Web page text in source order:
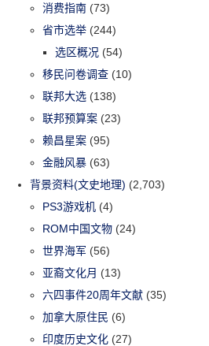
消费指南 (73)
省市选举 (244)
选区概况 (54)
移民问卷调查 (10)
联邦大选 (138)
联邦预算案 (23)
赖昌星案 (95)
金融风暴 (63)
背景资料(文史地理) (2,703)
PS3游戏机 (4)
ROM中国文物 (24)
世界海军 (56)
亚裔文化月 (13)
六四事件20周年文献 (35)
加拿大原住民 (6)
印度历史文化 (27)